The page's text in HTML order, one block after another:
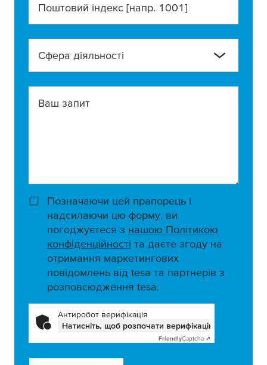
Поштовий індекс [напр. 1001]
Сфера діяльності
Ваш запит
Позначаючи цей прапорець і
надсилаючи цю форму, ви
погоджуєтеся з нашою Політикою
конфіденційності та даєте згоду на
отримання маркетингових
повідомлень від tesa та партнерів з
розповсюдження tesa.
Антиробот верифікація
Натисніть, щоб розпочати верифікацію
FriendlyCaptcha ⇗